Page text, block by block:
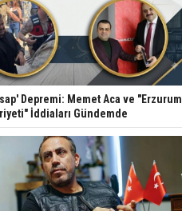
Depremi: Memet Aca ve "Erzurum
İddiaları Gündemde